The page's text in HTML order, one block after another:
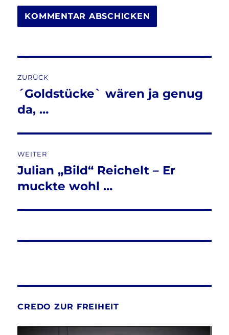
ZURÜCK
Vorheriger
Beitrag:
´Goldstücke` wären ja genug
da, …
WEITER
Nächster
Beitrag:
Julian „Bild“ Reichelt – Er
muckte wohl …
CREDO ZUR FREIHEIT